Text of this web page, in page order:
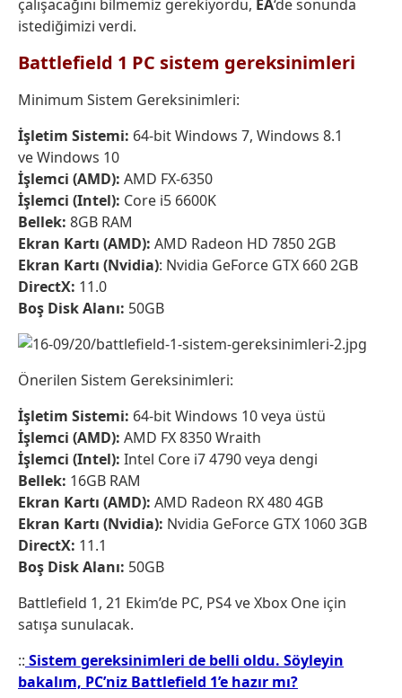
çalışacağını bilmemiz gerekiyordu, EA‘de sonunda
istediğimizi verdi.
Battlefield 1 PC sistem gereksinimleri
Minimum Sistem Gereksinimleri:
İşletim Sistemi: 64-bit Windows 7, Windows 8.1
ve Windows 10
İşlemci (AMD): AMD FX-6350
İşlemci (Intel): Core i5 6600K
Bellek: 8GB RAM
Ekran Kartı (AMD): AMD Radeon HD 7850 2GB
Ekran Kartı (Nvidia): Nvidia GeForce GTX 660 2GB
DirectX: 11.0
Boş Disk Alanı: 50GB
Önerilen Sistem Gereksinimleri:
İşletim Sistemi: 64-bit Windows 10 veya üstü
İşlemci (AMD): AMD FX 8350 Wraith
İşlemci (Intel): Intel Core i7 4790 veya dengi
Bellek: 16GB RAM
Ekran Kartı (AMD): AMD Radeon RX 480 4GB
Ekran Kartı (Nvidia): Nvidia GeForce GTX 1060 3GB
DirectX: 11.1
Boş Disk Alanı: 50GB
Battlefield 1, 21 Ekim’de PC, PS4 ve Xbox One için
satışa sunulacak.
:: Sistem gereksinimleri de belli oldu. Söyleyin
bakalım, PC’niz Battlefield 1’e hazır mı?